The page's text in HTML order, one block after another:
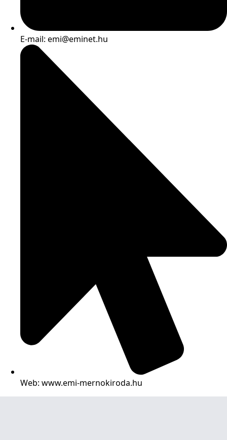
E-mail: emi@eminet.hu
Web: www.emi-mernokiroda.hu